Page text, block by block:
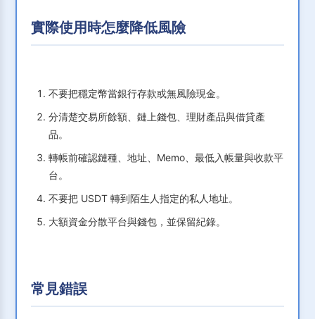
實際使用時怎麼降低風險
不要把穩定幣當銀行存款或無風險現金。
分清楚交易所餘額、鏈上錢包、理財產品與借貸產
品。
轉帳前確認鏈種、地址、Memo、最低入帳量與收款平
台。
不要把 USDT 轉到陌生人指定的私人地址。
大額資金分散平台與錢包，並保留紀錄。
常見錯誤